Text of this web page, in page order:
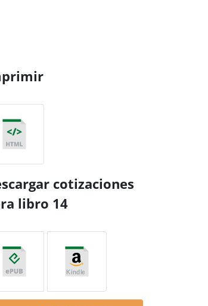
cotizaciones
libro 14